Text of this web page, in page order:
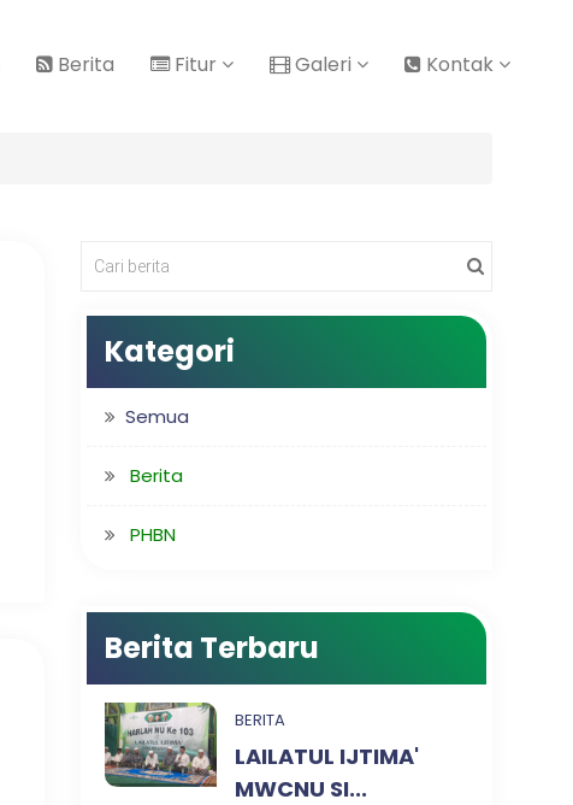
Berita Fitur Galeri Kontak
Kategori
Semua
Berita
PHBN
Berita Terbaru
BERITA
LAILATUL IJTIMA'
MWCNU SI...